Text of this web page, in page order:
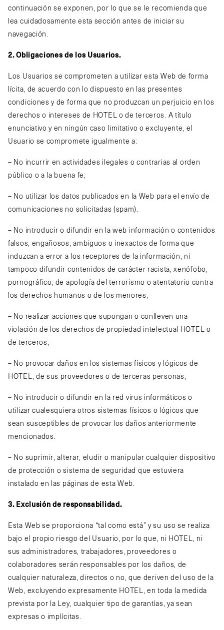
continuación se exponen, por lo que se le recomienda que
lea cuidadosamente esta sección antes de iniciar su
navegación.
2. Obligaciones de los Usuarios.
Los Usuarios se comprometen a utilizar esta Web de forma
lícita, de acuerdo con lo dispuesto en las presentes
condiciones y de forma que no produzcan un perjuicio en los
derechos o intereses de HOTEL o de terceros. A título
enunciativo y en ningún caso limitativo o excluyente, el
Usuario se compromete igualmente a:
– No incurrir en actividades ilegales o contrarias al orden
público o a la buena fe;
– No utilizar los datos publicados en la Web para el envío de
comunicaciones no solicitadas (spam).
– No introducir o difundir en la web información o contenidos
falsos, engañosos, ambiguos o inexactos de forma que
induzcan a error a los receptores de la información, ni
tampoco difundir contenidos de carácter racista, xenófobo,
pornográfico, de apología del terrorismo o atentatorio contra
los derechos humanos o de los menores;
– No realizar acciones que supongan o conlleven una
violación de los derechos de propiedad intelectual HOTEL o
de terceros;
– No provocar daños en los sistemas físicos y lógicos de
HOTEL, de sus proveedores o de terceras personas;
– No introducir o difundir en la red virus informáticos o
utilizar cualesquiera otros sistemas físicos o lógicos que
sean susceptibles de provocar los daños anteriormente
mencionados.
– No suprimir, alterar, eludir o manipular cualquier dispositivo
de protección o sistema de seguridad que estuviera
instalado en las páginas de esta Web.
3. Exclusión de responsabilidad.
Esta Web se proporciona “tal como está” y su uso se realiza
bajo el propio riesgo del Usuario, por lo que, ni HOTEL, ni
sus administradores, trabajadores, proveedores o
colaboradores serán responsables por los daños, de
cualquier naturaleza, directos o no, que deriven del uso de la
Web, excluyendo expresamente HOTEL, en toda la medida
prevista por la Ley, cualquier tipo de garantías, ya sean
expresas o implícitas.